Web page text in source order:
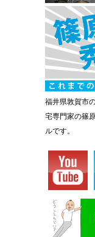
福井県敦賀市
宅専門家の篠
ルです。